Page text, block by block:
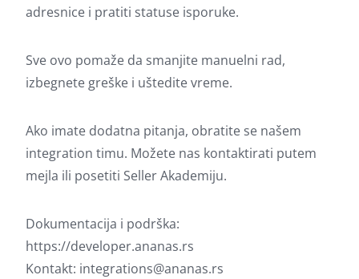
adresnice i pratiti statuse isporuke.
Sve ovo pomaže da smanjite manuelni rad,
izbegnete greške i uštedite vreme.
Ako imate dodatna pitanja, obratite se našem
integration timu. Možete nas kontaktirati putem
mejla ili posetiti Seller Akademiju.
Dokumentacija i podrška:
https://developer.ananas.rs
Kontakt: integrations@ananas.rs